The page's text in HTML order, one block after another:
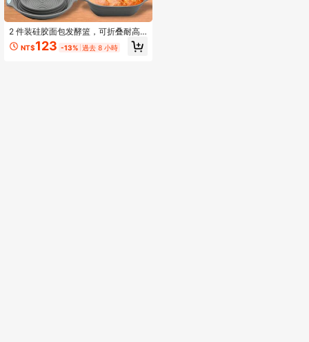
2 件装硅胶面包发酵篮，可折叠耐高
温大容量面团发酵碗，家用烤箱烘焙
面包醒发碗，面包烘焙模具，厨房用
NT$123 -13% 過去 8 小時